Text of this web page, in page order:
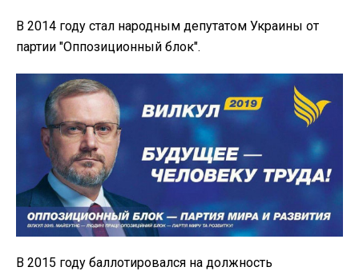
В 2014 году стал народным депутатом Украины от
партии "Оппозиционный блок".
В 2015 году баллотировался на должность